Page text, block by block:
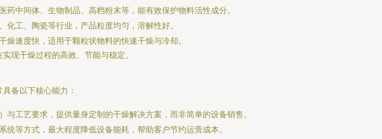
药中间体、生物制品、高档粉末等，能有效保护物料活性成分。
化工、陶瓷等行业，产品粒度均匀，溶解性好。
速度快，适用于颗粒状物料的快速干燥与冷却。
现干燥过程的高效、节能与稳定。
备以下核心能力：
工艺要求，提供量身定制的干燥解决方案，而非简单的设备销售。
等方式，最大程度降低设备能耗，帮助客户节约运营成本。